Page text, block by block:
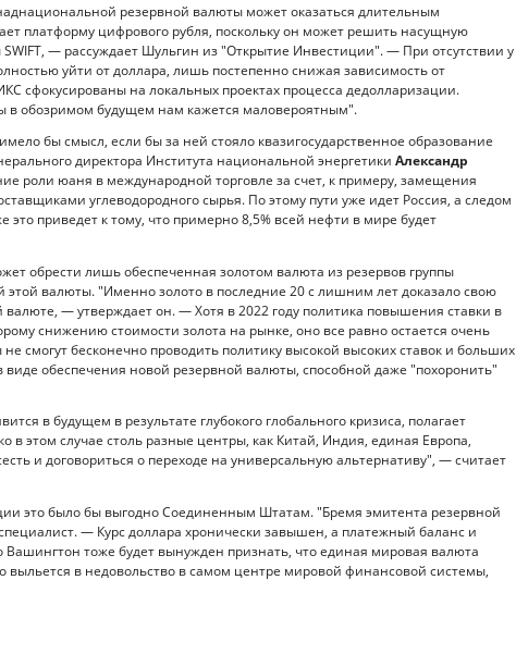
резервной валюты может оказаться длительным
платформу цифрового рубля, поскольку он может решить насущную
— рассуждает Шульгин из "Открытие Инвестиции". — При отсутствии у
уйти от доллара, лишь постепенно снижая зависимость от
сфокусированы на локальных проектах процесса дедолларизации.
в обозримом будущем нам кажется маловероятным".
бы смысл, если бы за ней стояло квазигосударственное образование
директора Института национальной энергетики Александр
роли юаня в международной торговле за счет, к примеру, замещения
углеводородного сырья. По этому пути уже идет Россия, а следом
приведет к тому, что примерно 8,5% всей нефти в мире будет
обрести лишь обеспеченная золотом валюта из резервов группы
этой валюты. "Именно золото в последние 20 с лишним лет доказало свою
— утверждает он. — Хотя в 2022 году политика повышения ставки в
снижению стоимости золота на рынке, оно все равно остается очень
смогут бесконечно проводить политику высокой высоких ставок и больших
виде обеспечения новой резервной валюты, способной даже "похоронить"
в будущем в результате глубокого глобального кризиса, полагает
в этом случае столь разные центры, как Китай, Индия, единая Европа,
и договориться о переходе на универсальную альтернативу", — считает
это было бы выгодно Соединенным Штатам. "Бремя эмитента резервной
— Курс доллара хронически завышен, а платежный баланс и
тоже будет вынужден признать, что единая мировая валюта
выльется в недовольство в самом центре мировой финансовой системы,